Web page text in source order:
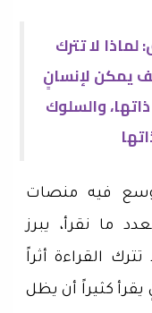
لا تترك
يمكن لإنسانٍ
والسلوك
فيه منصات
ما نقرأ، يبرز
القراءة أثراً
كثيراً أن يظل